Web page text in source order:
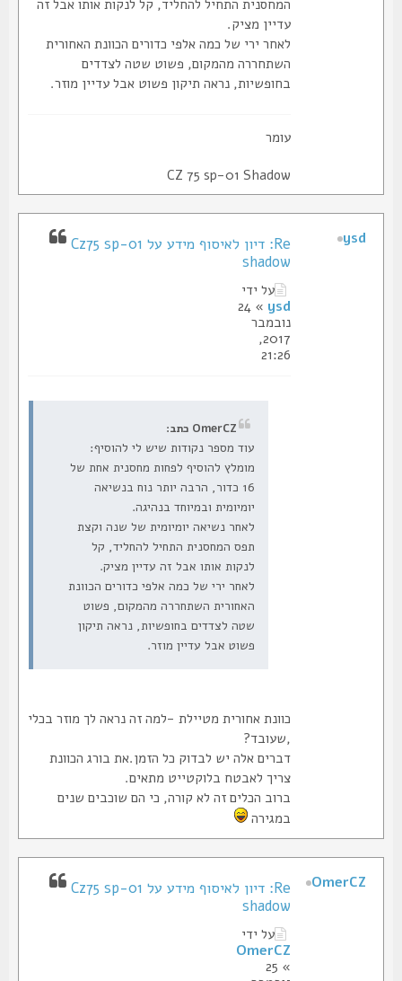
המחסנית התחיל להחליד, קל לנקות אותו אבל זה
עדיין מציק.
לאחר ירי של כמה אלפי כדורים הכוונת האחורית
השתחררה מהמקום, פשוט שטה לצדדים
בחופשיות, נראה תיקון פשוט אבל עדיין מוזר.
CZ 75 sp-01 Shadow
Re: דיון לאיסוף מידע על Cz75 sp-01
shadow
על ידי
» 24
נובמבר
2017,
21:26
OmerCZ כתב:
עוד מספר נקודות שיש לי להוסיף:
מומלץ להוסיף לפחות מחסנית אחת של
16 כדור, הרבה יותר נוח בנשיאה
יומיומית ובמיוחד בנהיגה.
לאחר נשיאה יומיומית של שנה וקצת
תפס המחסנית התחיל להחליד, קל
לנקות אותו אבל זה עדיין מציק.
לאחר ירי של כמה אלפי כדורים הכוונת
האחורית השתחררה מהמקום, פשוט
שטה לצדדים בחופשיות, נראה תיקון
פשוט אבל עדיין מוזר.
כוונת אחורית מטיילת -למה זה נראה לך מוזר בכלי
,שעובד?
דברים אלה יש לבדוק כל הזמן.את בורג הכוונת
צריך לאבטח בלוקטייט מתאים.
ברוב הכלים זה לא קורה, כי הם שוכבים שנים
במגירה
Re: דיון לאיסוף מידע על Cz75 sp-01
shadow
על ידי
OmerCZ
OmerCZ